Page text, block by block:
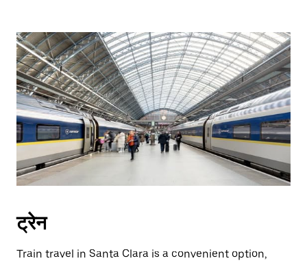
ट्रेन
Train travel in Santa Clara is a convenient option,